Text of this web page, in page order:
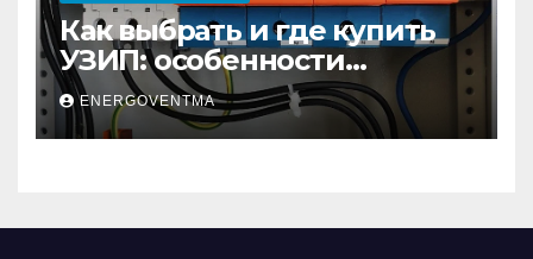
Как выбрать и где купить
УЗИП: особенности
устройств защиты от
импульсных
перенапряжений
ENERGOVENTMA